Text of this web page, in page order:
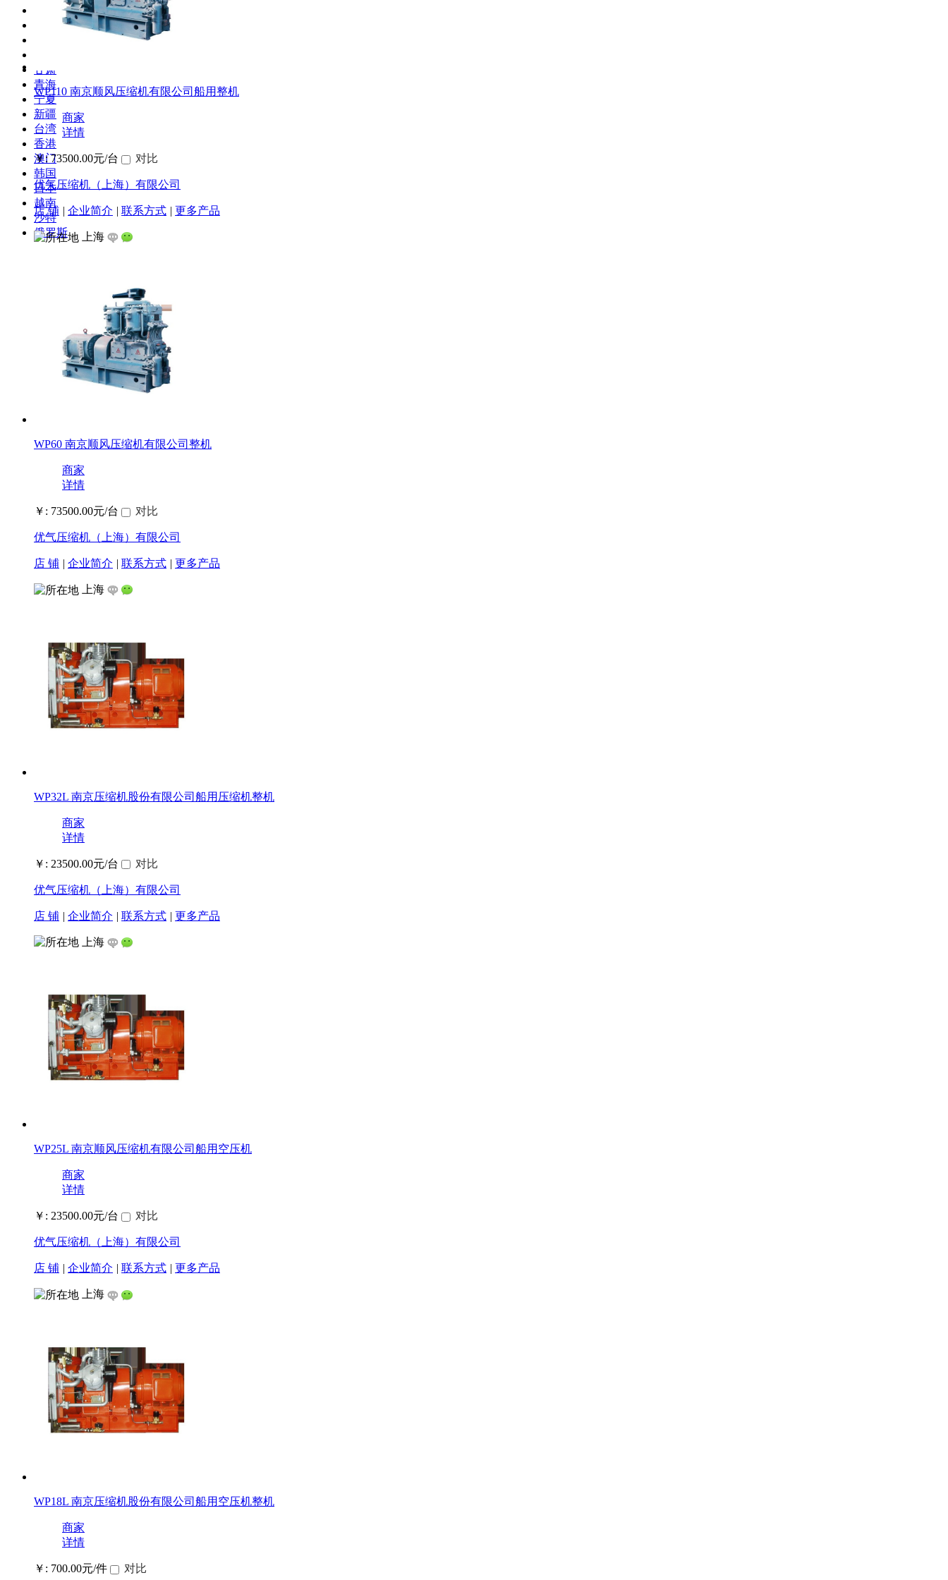
甘肃
青海
宁夏
新疆
台湾
香港
澳门
韩国
日本
越南
沙特
俄罗斯
WP110 南京顺风压缩机有限公司船用整机
商家
详情
￥: 73500.00元/台 对比
优气压缩机（上海）有限公司
店 铺 | 企业简介 | 联系方式 | 更多产品
上海
WP60 南京顺风压缩机有限公司整机
商家
详情
￥: 73500.00元/台 对比
优气压缩机（上海）有限公司
店 铺 | 企业简介 | 联系方式 | 更多产品
上海
WP32L 南京压缩机股份有限公司船用压缩机整机
商家
详情
￥: 23500.00元/台 对比
优气压缩机（上海）有限公司
店 铺 | 企业简介 | 联系方式 | 更多产品
上海
WP25L 南京顺风压缩机有限公司船用空压机
商家
详情
￥: 23500.00元/台 对比
优气压缩机（上海）有限公司
店 铺 企业简介 联系方式 更多产品
上海
WP18L 南京压缩机股份有限公司船用空压机整机
商家
详情
￥: 700.00元/件 对比